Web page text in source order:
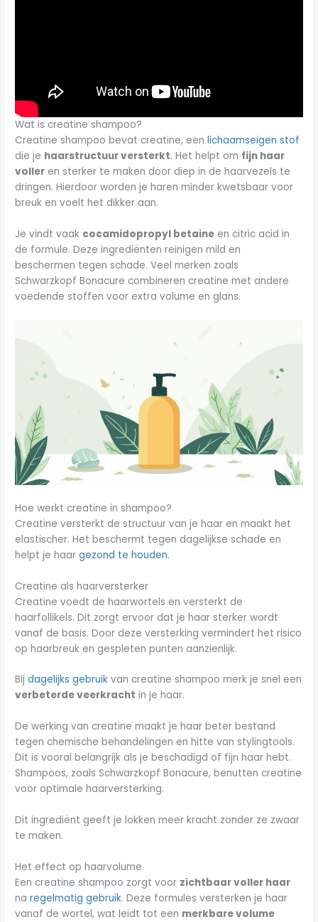
Wat is creatine shampoo?
Creatine shampoo bevat creatine, eenlichaamseigen stof
die je haarstructuur versterkt. Het helpt om fijn haar
voller en sterker te maken door diep in de haarvezels te
dringen. Hierdoor worden je haren minder kwetsbaar voor
breuk en voelt het dikker aan.
Je vindt vaak cocamidopropyl betaine en citric acid in
de formule. Deze ingrediënten reinigen mild en
beschermen tegen schade. Veel merken zoals
Schwarzkopf Bonacure combineren creatine met andere
voedende stoffen voor extra volume en glans.
Hoe werkt creatine in shampoo?
Creatine versterkt de structuur van je haar en maakt het
elastischer. Het beschermt tegen dagelijkse schade en
helpt je haargezond te houden.
Creatine als haarversterker
Creatine voedt de haarwortels en versterkt de
haarfollikels. Dit zorgt ervoor dat je haar sterker wordt
vanaf de basis. Door deze versterking vermindert het risico
op haarbreuk en gespleten punten aanzienlijk.
Bijdagelijks gebruik van creatine shampoo merk je snel een
verbeterde veerkracht in je haar.
De werking van creatine maakt je haar beter bestand
tegen chemische behandelingen en hitte van stylingtools.
Dit is vooral belangrijk als je beschadigd of fijn haar hebt.
Shampoos, zoals Schwarzkopf Bonacure, benutten creatine
voor optimale haarversterking.
Dit ingrediënt geeft je lokken meer kracht zonder ze zwaar
te maken.
Het effect op haarvolume
Een creatine shampoo zorgt voor zichtbaar voller haar
naregelmatig gebruik. Deze formules versterken je haar
vanaf de wortel, wat leidt tot een merkbare volume